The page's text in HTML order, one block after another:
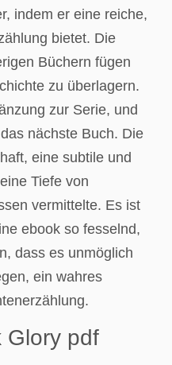
indem er eine reiche,
bietet. Die
Büchern fügen
zu überlagern.
zur Serie, und
nächste Buch. Die
eine subtile und
Tiefe von
vermittelte. Es ist
ebook so fesselnd,
dass es unmöglich
ein wahres
Glory pdf